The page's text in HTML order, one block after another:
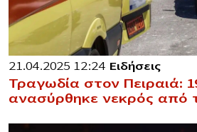
21.04.2025 12:24 Ειδήσεις
Τραγωδία στον Πειραιά:
ανασύρθηκε νεκρός από